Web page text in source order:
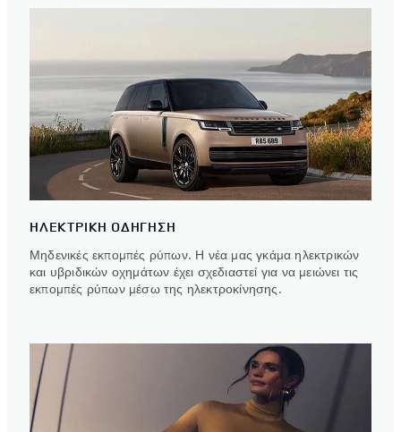
ΗΛΕΚΤΡΙΚΗ ΟΔΗΓΗΣΗ
Μηδενικές εκπομπές ρύπων. Η νέα μας γκάμα ηλεκτρικών
και υβριδικών οχημάτων έχει σχεδιαστεί για να μειώνει τις
εκπομπές ρύπων μέσω της ηλεκτροκίνησης.